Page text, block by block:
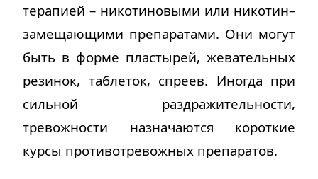
терапией – никотиновыми или никотин–
замещающими препаратами. Они могут
быть в форме пластырей, жевательных
резинок, таблеток, спреев. Иногда при
сильной раздражительности,
тревожности назначаются короткие
курсы противотревожных препаратов.